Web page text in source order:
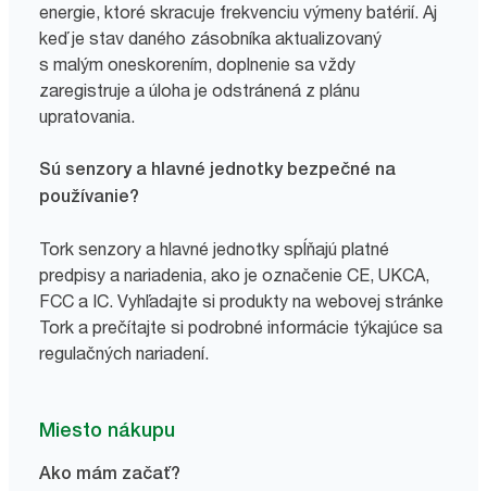
energie, ktoré skracuje frekvenciu výmeny batérií. Aj
keď je stav daného zásobníka aktualizovaný
s malým oneskorením, doplnenie sa vždy
zaregistruje a úloha je odstránená z plánu
upratovania.
Sú senzory a hlavné jednotky bezpečné na
používanie?
Tork senzory a hlavné jednotky spĺňajú platné
predpisy a nariadenia, ako je označenie CE, UKCA,
FCC a IC. Vyhľadajte si produkty na webovej stránke
Tork a prečítajte si podrobné informácie týkajúce sa
regulačných nariadení.
Miesto nákupu
Ako mám začať?